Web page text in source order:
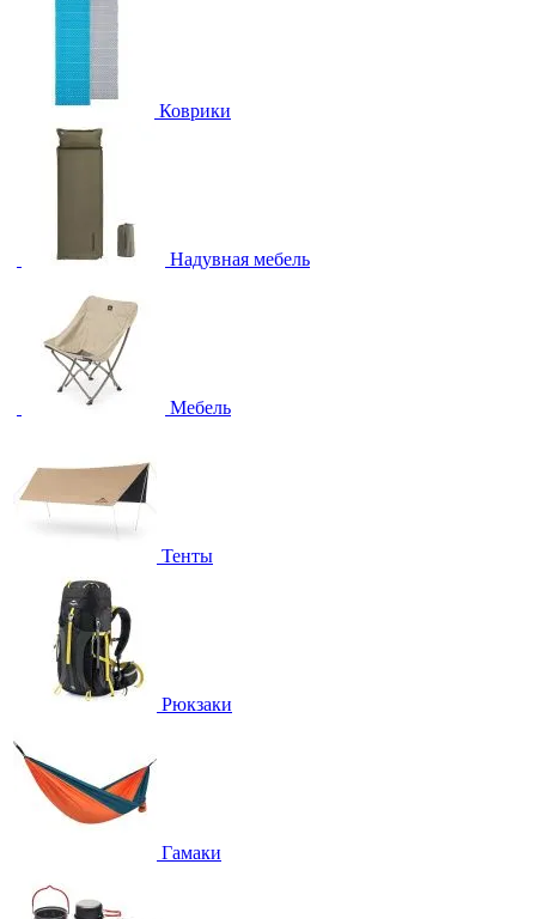
Коврики
Надувная мебель
Мебель
Тенты
Рюкзаки
Гамаки